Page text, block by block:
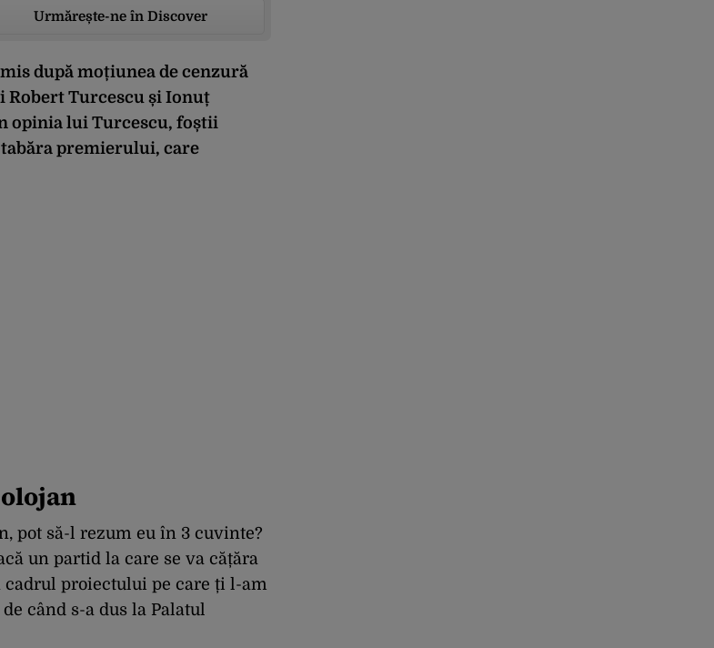
Urmărește-ne în Discover
după moțiunea de cenzură
Robert Turcescu și Ionuț
opinia lui Turcescu, foștii
premierului, care
pot să-l rezum eu în 3 cuvinte?
un partid la care se va cățăra
cadrul proiectului pe care ți l-am
când s-a dus la Palatul